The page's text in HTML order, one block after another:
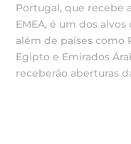
Portugal, que recebe
EMEA, é um dos
além de países como
Egipto e Emirados
receberão aberturas